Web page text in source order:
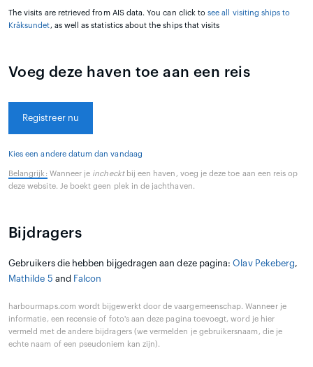
The visits are retrieved from AIS data. You can click tosee all visiting ships to
Kråksundet, as well as statistics about the ships that visits
Voeg deze haven toe aan een reis
Registreer nu
Kies een andere datum dan vandaag
Belangrijk: Wanneer je inchecktbij een haven, voeg je deze toe aan een reis op
deze website. Je boekt geen plek in de jachthaven.
Bijdragers
Gebruikers die hebben bijgedragen aan deze pagina:Olav Pekeberg,
Mathilde 5 and Falcon
harbourmaps.com wordt bijgewerkt door de vaargemeenschap. Wanneer je
informatie, een recensie of foto's aan deze pagina toevoegt, word je hier
vermeld met de andere bijdragers (we vermelden je gebruikersnaam, die je
echte naam of een pseudoniem kan zijn).